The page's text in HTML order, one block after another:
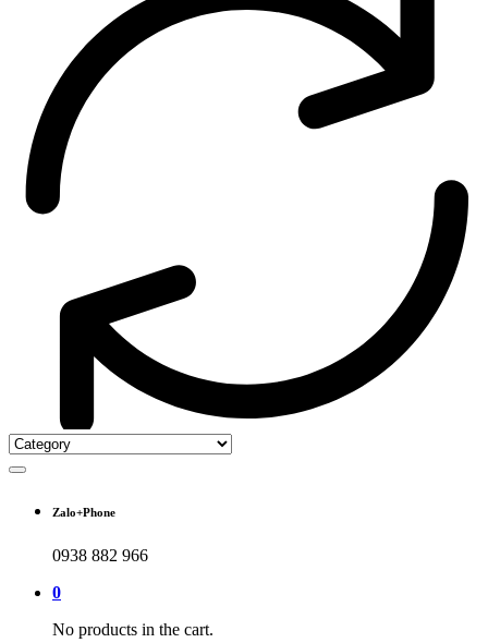
Zalo+Phone
0938 882 966
0
No products in the cart.